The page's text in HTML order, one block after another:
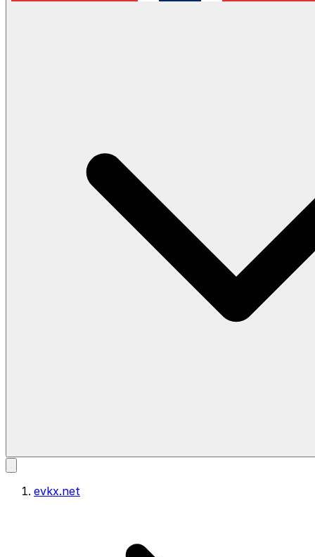
evkx.net